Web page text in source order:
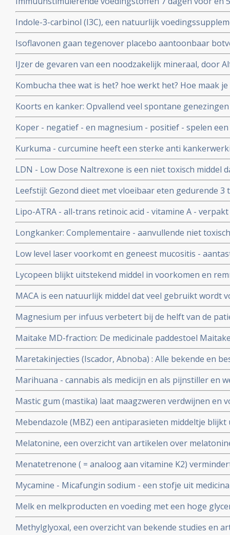
darmkanker vermindert significant infecties en
Indole-3-carbinol (I3C), een natuurlijk
voor o.a. hormoongevoelige vormen van kanker
Isoflavonen gaan tegenover placebo aantoonbaar
overgang
IJzer de gevaren van een noodzakelijk mineraal, door
voedingsdeskundige copy 1
Kombucha thee wat is het? hoe werkt het? Hoe maak je
Koorts en kanker: Opvallend veel spontane
veroorzaakt door infecties en koorts. Hier een artikel
kankerpatienten.
Koper - negatief - en magnesium - positief - spelen
overlijden gerelateerd ook aan hart- en vaatziektes en
Kurkuma - curcumine heeft een sterke anti
belangrijke studies met kurkuma - curcumine
LDN - Low Dose Naltrexone is een niet toxisch middel
goedgekeurd is door de FDA
Leefstijl: Gezond dieet met vloeibaar eten gedurende
onder begeleiding terug naar vast voedsel en
procent van de patienten met diabetes 2
Lipo-ATRA - all-trans retinoic acid - vitamine A -
ingebracht zorgt voor opvallend groot aantal totale
APL - acute promyelocytic leukemia, die geen chemo
Longkanker: Complementaire - aanvullende niet
bij longkanker: een overzicht
Low level laser voorkomt en geneest mucositis -
mond veroorzaakt door stamceltransplantatie, chemo
Nederlands apparaatje ook zelf thuis te gebruiken.
Lycopeen blijkt uitstekend middel in voorkomen en
heeft ook nog andere kwaliteiten, zie hier een aantal
MACA is een natuurlijk middel dat veel gebruikt wordt
immuunsysteem en vitaliteit en ook wel door
Magnesium per infuus verbetert bij de helft van de
de pijn en ongemak met meer dan 30 procent
Maitake MD-fraction: De medicinale paddestoel
natuurlijke middel zo bijzonder is in een behandeling
Maretakinjecties (Iscador, Abnoba) : Alle bekende en
over maretakinjecties bij kanker op een rijtje gezet.
Marihuana - cannabis als medicijn en als pijnstiller en
- dementie
Mastic gum (mastika) laat maagzweren verdwijnen en
lijkt ook goed in bestrijding van maag- en darmkanker
Mebendazole (MBZ) een antiparasieten middeltje
verschillende vormen van kanker en nagenoeg zonder
Melatonine, een overzicht van artikelen over
kankerbehandeling bij elkaar gezet.
Menatetrenone ( = analoog aan vitamine K2)
kans op een recidief significant - 42,7 % na 1 jaar en
jaars overleving met 23 %.
Mycamine - Micafungin sodium - een stofje uit
betaglucaan 1.3 krijgt van FDA erkenning als medicijn
tegen candida infecties bij patiënten die stamcel- en
ondergaan en ter
Melk en melkproducten en voeding met een hoge
spelen grote rol in de vorming van acne en staan aan
als diabetes 2 en ook kanker
Methylglyoxal, een overzicht van bekende studies en